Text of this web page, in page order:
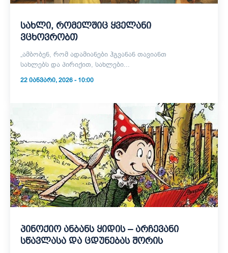
სახლი, რომელშიც ყველანი
ვცხოვრობთ
„ამბობენ, რომ ადამიანები ჰგვანან თავიანთ
სახლებს და პირიქით, სახლები...
22 ᲘᲐᲜᲕᲐᲠᲘ, 2026 - 10:00
პინოქიო ანბანს ყიდის – არჩევანი
სწავლასა და ცდუნებას შორის